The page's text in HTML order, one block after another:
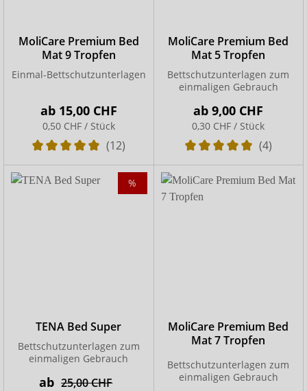
MoliCare Premium Bed
Mat 9 Tropfen
Einmal-Bettschutzunterlagen
ab 15,00 CHF
0,50 CHF / Stück
(12)
MoliCare Premium Bed
Mat 5 Tropfen
Bettschutzunterlagen zum
einmaligen Gebrauch
ab9,00 CHF
0,30 CHF / Stück
(4)
%
TENA Bed Super
Bettschutzunterlagen zum
einmaligen Gebrauch
ab 25,00 CHF
MoliCare Premium Bed
Mat 7 Tropfen
Bettschutzunterlagen zum
einmaligen Gebrauch